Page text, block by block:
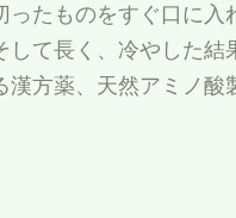
ったものをすぐ口に
して長く、冷やした
漢方薬、天然アミノ